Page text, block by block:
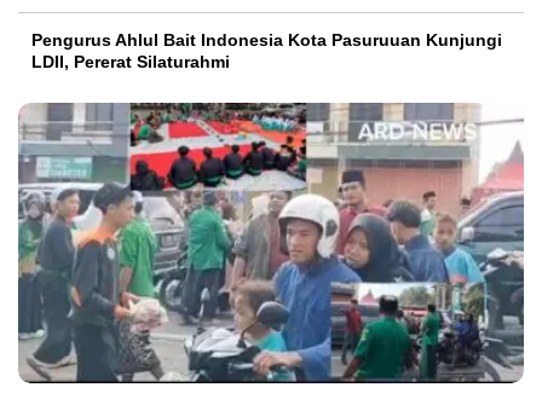
Pengurus Ahlul Bait Indonesia Kota Pasuruuan Kunjungi
LDII, Pererat Silaturahmi